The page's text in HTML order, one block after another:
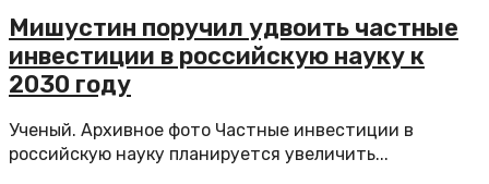
Мишустин поручил удвоить частные
инвестиции в российскую науку к
2030 году
Ученый. Архивное фото Частные инвестиции в
российскую науку планируется увеличить...